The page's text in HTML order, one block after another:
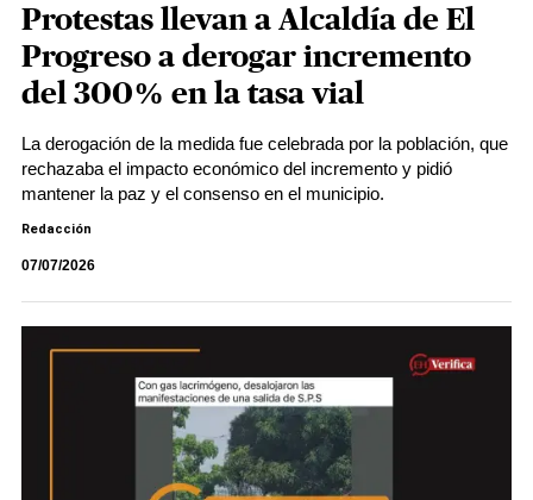
Protestas llevan a Alcaldía de El
Progreso a derogar incremento
del 300% en la tasa vial
La derogación de la medida fue celebrada por la población, que
rechazaba el impacto económico del incremento y pidió
mantener la paz y el consenso en el municipio.
Redacción
07/07/2026